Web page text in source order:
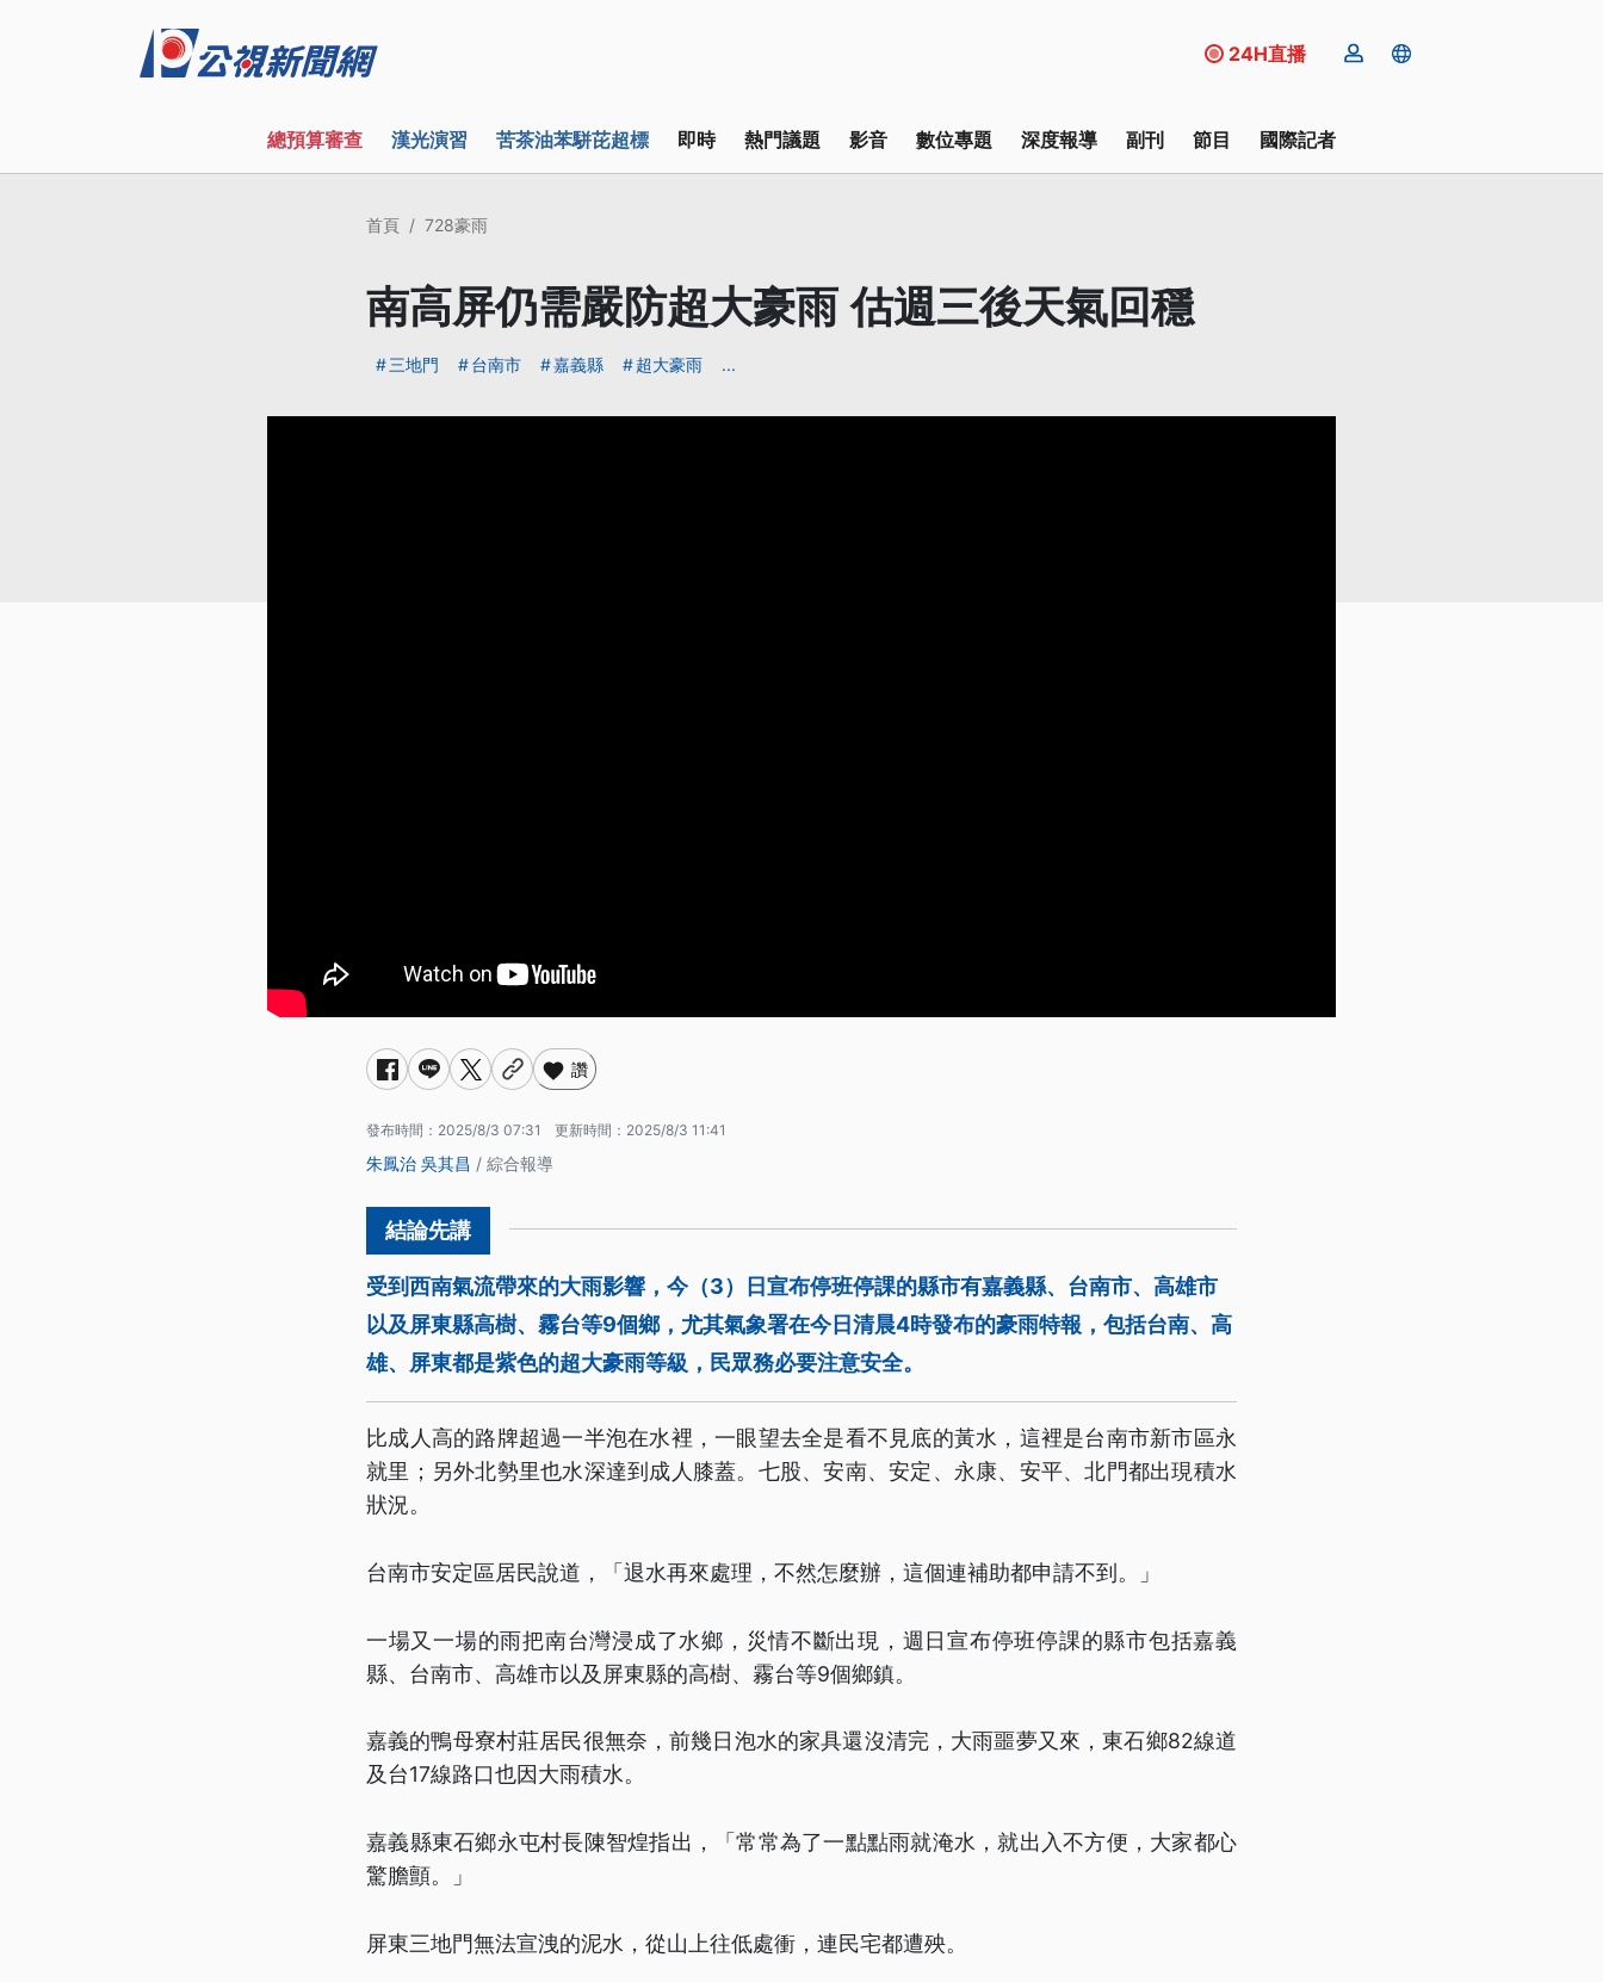
24H直播
總預算審查 漢光演習 苦茶油苯駢芘超標 即時 熱門議題 影音 數位專題 深度報導 副刊 節目 國際記者
首頁 728豪雨
南高屏仍需嚴防超大豪雨 估週三後天氣回穩
三地門 台南市 嘉義縣 超大豪雨 ...
讚
發布時間： 2025/8/3 07:31 更新時間： 2025/8/3 11:41
朱鳳治 吳其昌 / 綜合報導
受到西南氣流帶來的大雨影響，今（3）日宣布停班停課的縣市有嘉義縣、台南市、高雄市
以及屏東縣高樹、霧台等9個鄉，尤其氣象署在今日清晨4時發布的豪雨特報，包括台南、高
雄、屏東都是紫色的超大豪雨等級，民眾務必要注意安全。
比成人高的路牌超過一半泡在水裡，一眼望去全是看不見底的黃水，這裡是台南市新市區永
就里；另外北勢里也水深達到成人膝蓋。七股、安南、安定、永康、安平、北門都出現積水
狀況。
台南市安定區居民說道，「退水再來處理，不然怎麼辦，這個連補助都申請不到。」
一場又一場的雨把南台灣浸成了水鄉，災情不斷出現，週日宣布停班停課的縣市包括嘉義
縣、台南市、高雄市以及屏東縣的高樹、霧台等9個鄉鎮。
嘉義的鴨母寮村莊居民很無奈，前幾日泡水的家具還沒清完，大雨噩夢又來，東石鄉82線道
及台17線路口也因大雨積水。
嘉義縣東石鄉永屯村長陳智煌指出，「常常為了一點點雨就淹水，就出入不方便，大家都心
驚膽顫。」
屏東三地門無法宣洩的泥水，從山上往低處衝，連民宅都遭殃。